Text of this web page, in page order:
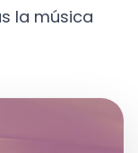
la música